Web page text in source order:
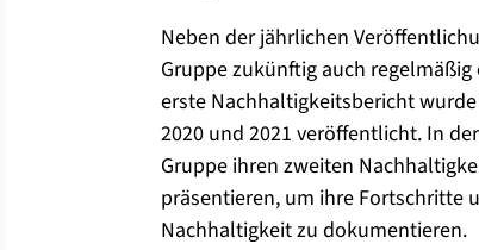
Neben der jährlichen
Gruppe zukünftig auch
erste Nachhaltigkeitsbericht
2020 und 2021 veröffentlicht. In
Gruppe ihren zweiten
präsentieren, um ihre Fortschritte
Nachhaltigkeit zu dokumentieren.